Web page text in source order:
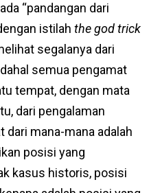
“pandangan dari
istilah the god trick
segalanya dari
semua pengamat
tempat, dengan mata
dari pengalaman
mana-mana adalah
posisi yang
kasus historis, posisi